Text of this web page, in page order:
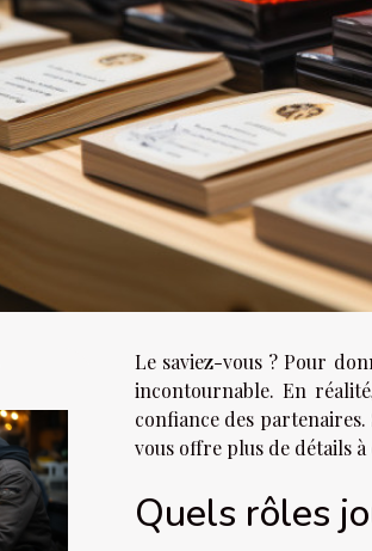
Le saviez-vous ? Pour
incontournable. En
confiance des
vous offre plus de détails à
Quels rôles